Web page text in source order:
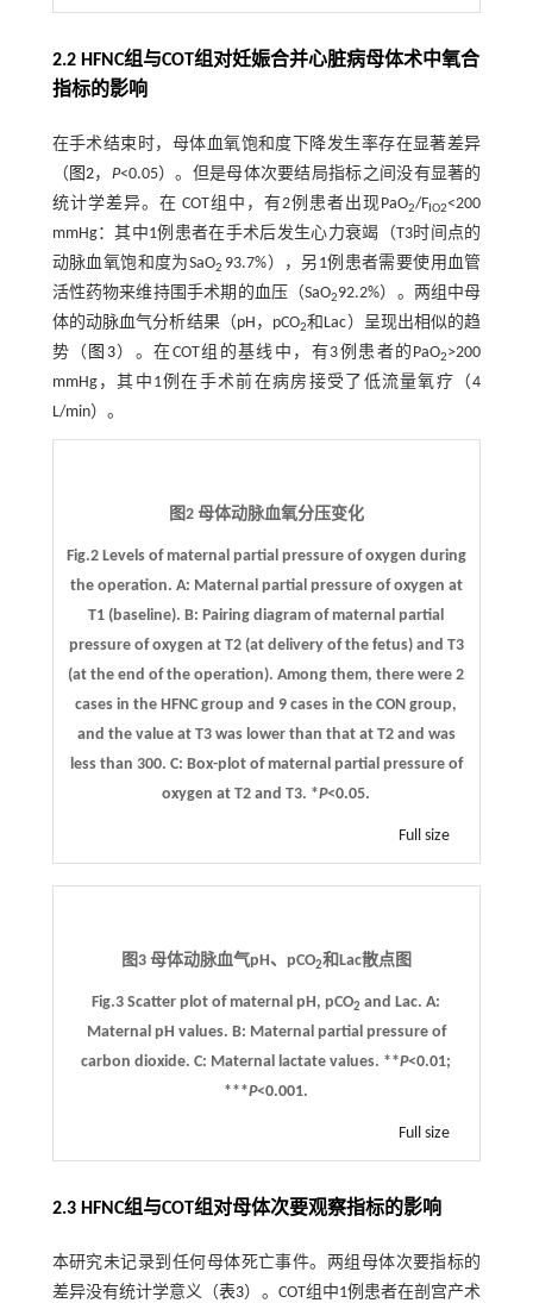
2.2 HFNC组与COT组对妊娠合并心脏病母体术中氧合
指标的影响
在手术结束时，母体血氧饱和度下降发生率存在显著差异
（ 图2， P<0.05）。但是母体次要结局指标之间没有显著的
统计学差异。在 COT组中，有2例患者出现PaO2/F IO2<200
mmHg：其中1例患者在手术后发生心力衰竭（T3时间点的
动脉血氧饱和度为SaO2 93.7%），另1例患者需要使用血管
活性药物来维持围手术期的血压（SaO292.2%）。两组中母
体的动脉血气分析结果（pH，pCO2和Lac）呈现出相似的趋
势（ 图3）。在COT组的基线中，有3例患者的PaO2>200
mmHg，其中1例在手术前在病房接受了低流量氧疗（4
L/min）。
图2 母体动脉血氧分压变化
Fig.2 Levels of maternal partial pressure of oxygen during
the operation. A: Maternal partial pressure of oxygen at
T1 (baseline).B: Pairing diagram of maternal partial
pressure of oxygen at T2 (at delivery of the fetus) and T3
(at the end of the operation). Among them, there were 2
cases in the HFNC group and 9 cases in the CON group,
and the value at T3 was lower than that at T2 and was
less than 300. C: Box-plot of maternal partial pressure of
oxygen at T2 and T3. *P<0.05.
Full size
图3 母体动脉血气pH、pCO2和Lac散点图
Fig.3 Scatter plot of maternal pH, pCO2 and Lac.A:
Maternal pH values. B: Maternal partial pressure of
carbon dioxide. C: Maternal lactate values. **P<0.01;
***P<0.001.
Full size
2.3 HFNC组与COT组对母体次要观察指标的影响
本研究未记录到任何母体死亡事件。两组母体次要指标的
差异没有统计学意义（表3）。COT组中1例患者在剖宫产术